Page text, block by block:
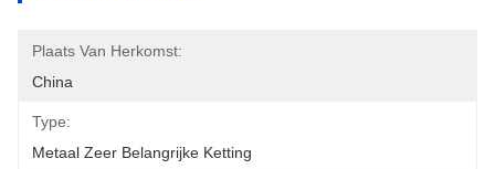
Plaats Van Herkomst:
China
Type:
Metaal Zeer Belangrijke Ketting